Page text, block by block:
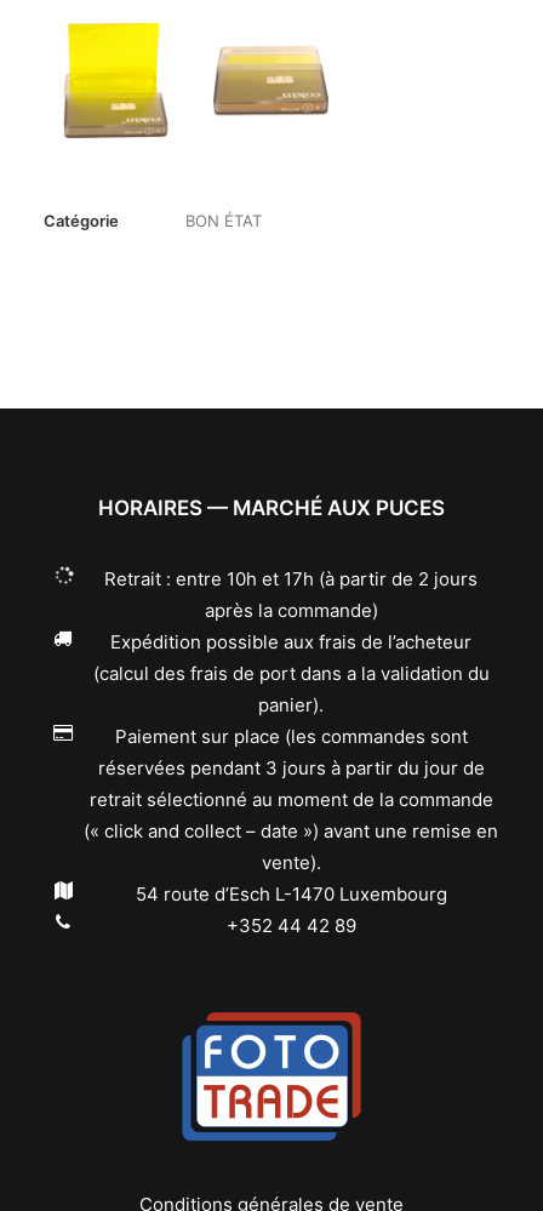
Catégorie BON ÉTAT
HORAIRES — MARCHÉ AUX PUCES
Retrait : entre 10h et 17h (à partir de 2 jours
après la commande)
Expédition possible aux frais de l’acheteur
(calcul des frais de port dans a la validation du
panier).
Paiement sur place (les commandes sont
réservées pendant 3 jours à partir du jour de
retrait sélectionné au moment de la commande
(« click and collect – date ») avant une remise en
vente).
54 route d’Esch L-1470 Luxembourg
+352 44 42 89
Conditions générales de vente